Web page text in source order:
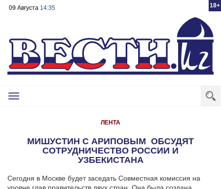
18+
09 Августа 14:35
Toggle
ЛЕНТА
МИШУСТИН С АРИПОВЫМ ОБСУДЯТ
СОТРУДНИЧЕСТВО РОССИИ И
УЗБЕКИСТАНА
Сегодня в Москве будет заседать Совместная комиссия на